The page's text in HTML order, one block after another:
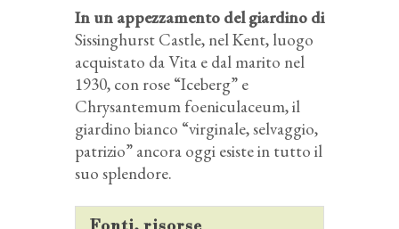
In un appezzamento del giardino di
Sissinghurst Castle, nel Kent, luogo
acquistato da Vita e dal marito nel
1930, con rose “Iceberg” e
Chrysantemum foeniculaceum, il
giardino bianco “virginale, selvaggio,
patrizio” ancora oggi esiste in tutto il
suo splendore.